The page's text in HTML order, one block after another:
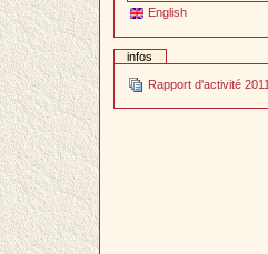
English
infos
Rapport d'activité 2011